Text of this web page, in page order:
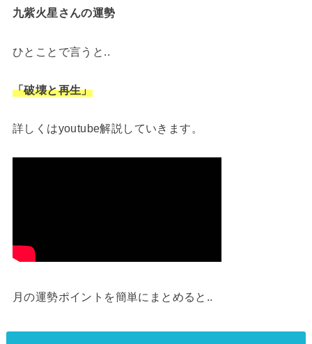
九紫火星さんの運勢
ひとことで言うと..
「破壊と再生」
詳しくはyoutube解説していきます。
月の運勢ポイントを簡単にまとめると..